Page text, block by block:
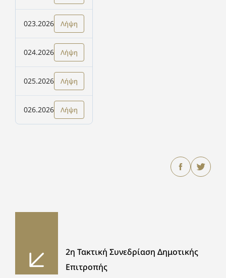
023.2026 Λήψη
024.2026 Λήψη
025.2026 Λήψη
026.2026 Λήψη
2η Τακτική Συνεδρίαση Δημοτικής
Επιτροπής